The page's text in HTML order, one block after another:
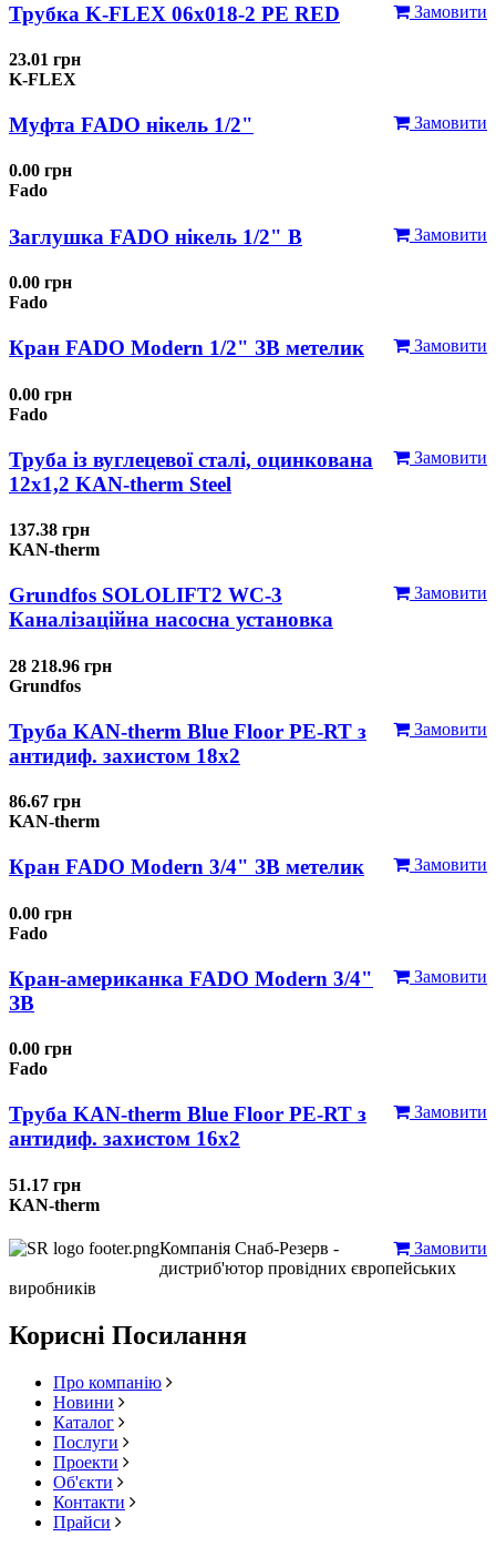
Замовити
Трубка K-FLEX 06x018-2 РЕ RED
23.01 грн
K-FLEX
Замовити
Муфта FADO нікель 1/2"
0.00 грн
Fado
Замовити
Заглушка FADO нікель 1/2" В
0.00 грн
Fado
Замовити
Кран FADO Modern 1/2" ЗВ метелик
0.00 грн
Fado
Замовити
Труба із вуглецевої сталі, оцинкована
12x1,2 KAN-therm Steel
137.38 грн
KAN-therm
Замовити
Grundfos SOLOLIFT2 WC-3
Каналізаційна насосна установка
28 218.96 грн
Grundfos
Замовити
Труба KAN-therm Blue Floor PE-RT з
антидиф. захистом 18х2
86.67 грн
KAN-therm
Замовити
Кран FADO Modern 3/4" ЗВ метелик
0.00 грн
Fado
Замовити
Кран-американка FADO Modern 3/4"
ЗВ
0.00 грн
Fado
Замовити
Труба KAN-therm Blue Floor PE-RT з
антидиф. захистом 16х2
51.17 грн
KAN-therm
Замовити
Компанія Снаб-Резерв -
дистриб'ютор провідних європейських
виробників
Корисні Посилання
Про компанію
Новини
Каталог
Послуги
Проекти
Об'єкти
Контакти
Прайси